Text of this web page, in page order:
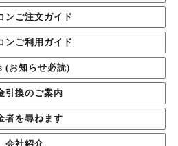
ンご注文ガイド
ンご利用ガイド
(お知らせ必読)
引換のご案内
者を尋ねます
会社紹介